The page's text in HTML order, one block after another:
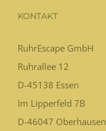
KONTAKT
RuhrEscape GmbH
Ruhrallee 12
D-45138 Essen
Im Lipperfeld 7B
D-46047 Oberhausen